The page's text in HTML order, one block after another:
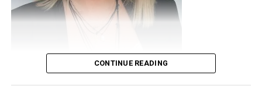
www.peggymouzaki.com
CONTINUE READING